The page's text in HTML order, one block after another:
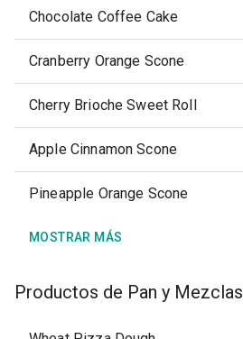
Chocolate Coffee Cake
Cranberry Orange Scone
Cherry Brioche Sweet Roll
Apple Cinnamon Scone
Pineapple Orange Scone
MOSTRAR MÁS
Productos de Pan y Mezclas